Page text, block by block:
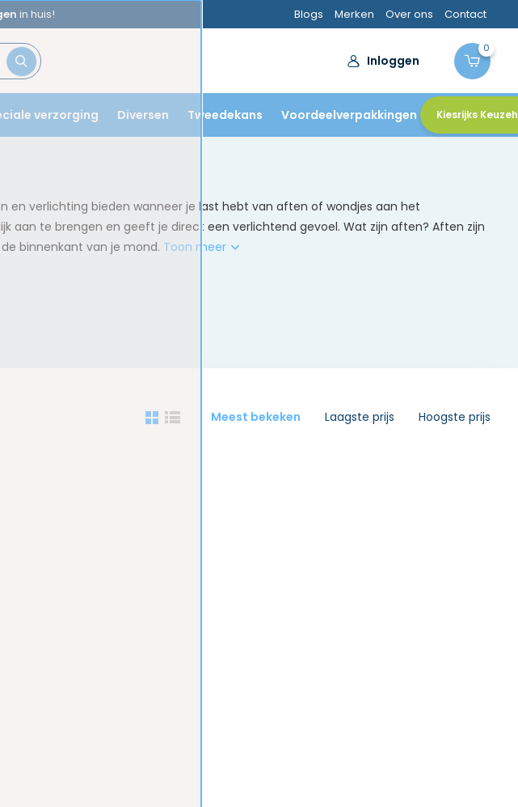
in huis! Blogs Merken Over ons Contact
Inloggen
0
verzorging Diversen Tweedekans Voordeelverpakkingen Kiesrijks
en verlichting bieden wanneer je last hebt van aften of wondjes aan het
aan te brengen en geeft je direct een verlichtend gevoel. Wat zijn aften? Aften zijn
binnenkant van je mond. Toon meer
Meest bekeken Laagste prijs Hoogste prijs